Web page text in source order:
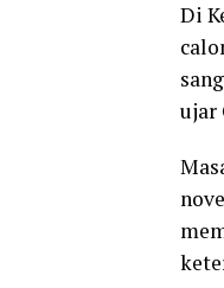
Di
ujar